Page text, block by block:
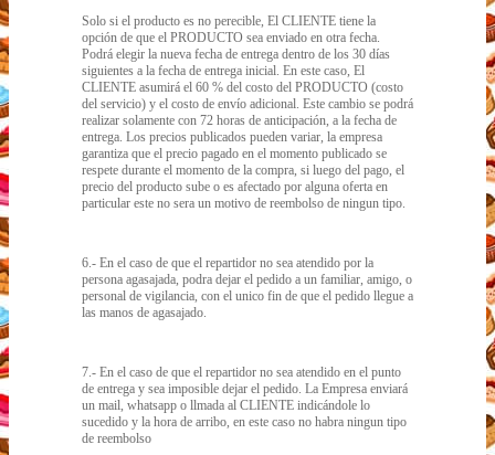
Solo si el producto es no perecible, El CLIENTE tiene la
opción de que el PRODUCTO sea enviado en otra fecha.
Podrá elegir la nueva fecha de entrega dentro de los 30 días
siguientes a la fecha de entrega inicial. En este caso, El
CLIENTE asumirá el 60 % del costo del PRODUCTO (costo
del servicio) y el costo de envío adicional. Este cambio se podrá
realizar solamente con 72 horas de anticipación, a la fecha de
entrega. Los precios publicados pueden variar, la empresa
garantiza que el precio pagado en el momento publicado se
respete durante el momento de la compra, si luego del pago, el
precio del producto sube o es afectado por alguna oferta en
particular este no sera un motivo de reembolso de ningun tipo.
6.- En el caso de que el repartidor no sea atendido por la
persona agasajada, podra dejar el pedido a un familiar, amigo, o
personal de vigilancia, con el unico fin de que el pedido llegue a
las manos de agasajado.
7.- En el caso de que el repartidor no sea atendido en el punto
de entrega y sea imposible dejar el pedido. La Empresa enviará
un mail, whatsapp o llmada al CLIENTE indicándole lo
sucedido y la hora de arribo, en este caso no habra ningun tipo
de reembolso